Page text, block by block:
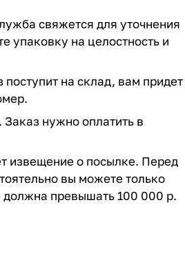
свяжется для уточнения
упаковку на целостность и
на склад, вам придет
нужно оплатить в
извещение о посылке. Перед
вы можете только
должна превышать 100 000 р.